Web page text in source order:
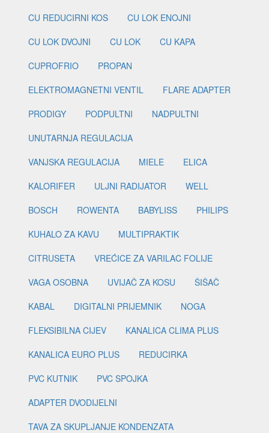
CU REDUCIRNI KOS
CU LOK ENOJNI
CU LOK DVOJNI
CU LOK
CU KAPA
CUPROFRIO
PROPAN
ELEKTROMAGNETNI VENTIL
FLARE ADAPTER
PRODIGY
PODPULTNI
NADPULTNI
UNUTARNJA REGULACIJA
VANJSKA REGULACIJA
MIELE
ELICA
KALORIFER
ULJNI RADIJATOR
WELL
BOSCH
ROWENTA BABYLISS
PHILIPS
KUHALO ZA KAVU
MULTIPRAKTIK
CITRUSETA
VREĆICE ZA VARILAC FOLIJE
VAGA OSOBNA
UVIJAČ ZA KOSU
ŠIŠAČ
KABAL
DIGITALNI PRIJEMNIK
NOGA
FLEKSIBILNA CIJEV
KANALICA CLIMA PLUS
KANALICA EURO PLUS
REDUCIRKA
PVC KUTNIK
PVC SPOJKA
ADAPTER DVODIJELNI
TAVA ZA SKUPLJANJE KONDENZATA